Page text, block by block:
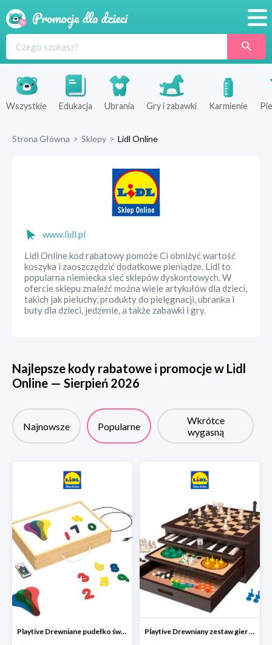
Produkty
Sklepy
Wszystkie Edukacja Ubrania Gry i zabawki Karmienie
Strona Główna > Sklepy > Lidl Online
www.lidl.pl
Lidl Online kod rabatowy pomoże Ci obniżyć wartość
koszyka i zaoszczędzić dodatkowe pieniądze. Lidl to
popularna niemiecka sieć sklepów dyskontowych. W
ofercie sklepu znaleźć można wiele artykułów dla dzieci,
takich jak pieluchy, produkty do pielęgnacji, ubranka i
buty dla dzieci, jedzenie, a także zabawki i gry.
Najlepsze kody rabatowe i promocje w Lidl
Online — Sierpień 2026
Najnowsze Popularne
Wkrótce
wygasną
Playtive Drewniane pudełko świetlne MONTESSORI Playtive Drewniany zestaw gier 10 w 1